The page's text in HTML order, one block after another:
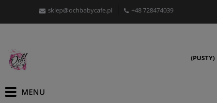
sklep@ochbabycafe.pl +48 728474039
(PUSTY)